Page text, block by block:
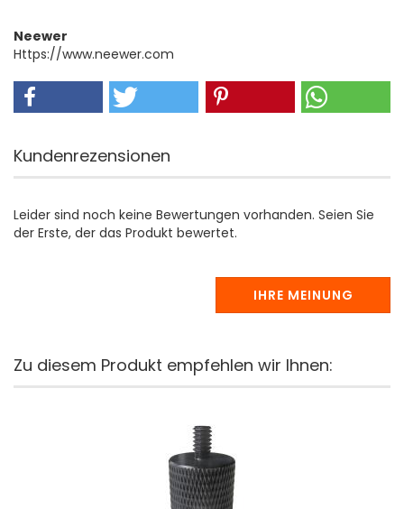
Neewer
Https://www.neewer.com
Kundenrezensionen
Leider sind noch keine Bewertungen vorhanden. Seien Sie
der Erste, der das Produkt bewertet.
IHRE MEINUNG
Zu diesem Produkt empfehlen wir Ihnen: